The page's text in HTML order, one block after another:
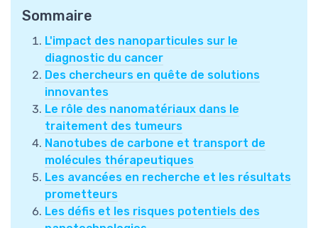
Sommaire
L'impact des nanoparticules sur le
diagnostic du cancer
Des chercheurs en quête de solutions
innovantes
Le rôle des nanomatériaux dans le
traitement des tumeurs
Nanotubes de carbone et transport de
molécules thérapeutiques
Les avancées en recherche et les résultats
prometteurs
Les défis et les risques potentiels des